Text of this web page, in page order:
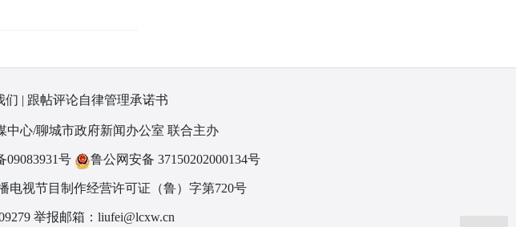
们 跟帖评论自律管理承诺书
中心/聊城市政府新闻办公室 联合主办
09083931号 鲁公网安备 37150202000134号
电视节目制作经营许可证（鲁）字第720号
举报邮箱：liufei@lcxw.cn